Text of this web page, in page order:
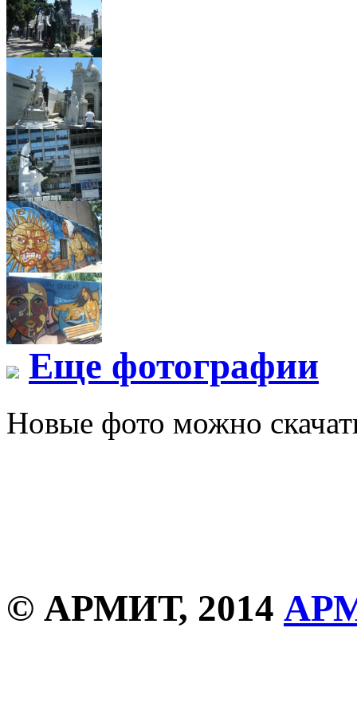
Еще фотографии
Новые фото можно
© АРМИТ, 2014